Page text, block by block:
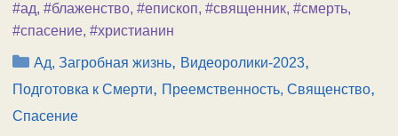
#ад, #блаженство, #епископ, #священник, #смерть,
#спасение, #христианин
Рубрики
Ад, Загробная жизнь, Видеоролики-2023,
Подготовка к Смерти, Преемственность, Священство,
Спасение